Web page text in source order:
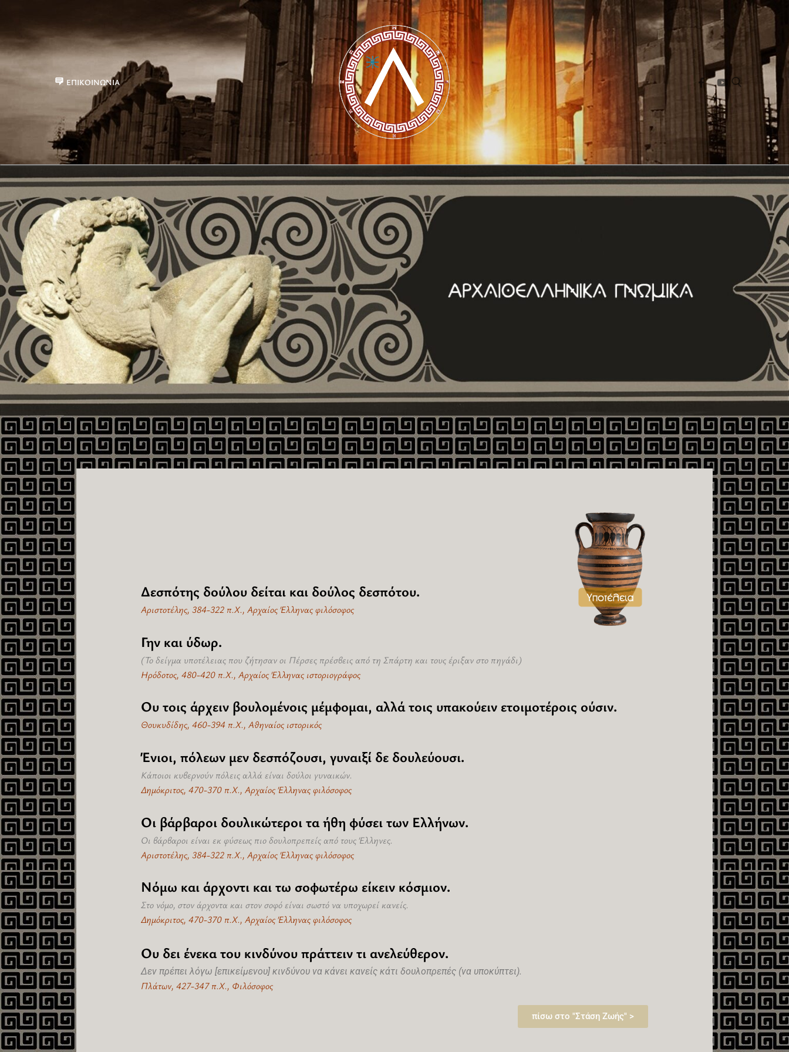
ΕΠΙΚΟΙΝΩΝΊΑ
Δεσπότης δούλου δείται και δούλος δεσπότου.
Αριστοτέλης, 384-322 π.Χ., Αρχαίος Έλληνας φιλόσοφος
Γην και ύδωρ.
(Το δείγμα υποτέλειας που ζήτησαν οι Πέρσες πρέσβεις από τη Σπάρτη και τους έριξαν στο πηγάδι)
Ηρόδοτος, 480-420 π.Χ., Αρχαίος Έλληνας ιστοριογράφος
Ου τοις άρχειν βουλομένοις μέμφομαι, αλλά τοις υπακούειν ετοιμοτέροις ούσιν.
Θουκυδίδης, 460-394 π.Χ., Αθηναίος ιστορικός
Ένιοι, πόλεων μεν δεσπόζουσι, γυναιξί δε δουλεύουσι.
Κάποιοι κυβερνούν πόλεις αλλά είναι δούλοι γυναικών.
Δημόκριτος, 470-370 π.Χ., Αρχαίος Έλληνας φιλόσοφος
Οι βάρβαροι δουλικώτεροι τα ήθη φύσει των Ελλήνων.
Οι βάρβαροι είναι εκ φύσεως πιο δουλοπρεπείς από τους Έλληνες.
Αριστοτέλης, 384-322 π.Χ., Αρχαίος Έλληνας φιλόσοφος
Νόμω και άρχοντι και τω σοφωτέρω είκειν κόσμιον.
Στο νόμο, στον άρχοντα και στον σοφό είναι σωστό να υποχωρεί κανείς.
Δημόκριτος, 470-370 π.Χ., Αρχαίος Έλληνας φιλόσοφος
Ου δει ένεκα του κινδύνου πράττειν τι ανελεύθερον.
Δεν πρέπει λόγω [επικείμενου] κινδύνου να κάνει κανείς κάτι δουλοπρεπές (να υποκύπτει).
Πλάτων, 427-347 π.Χ., Φιλόσοφος
πίσω στο "Στάση Ζωής" >